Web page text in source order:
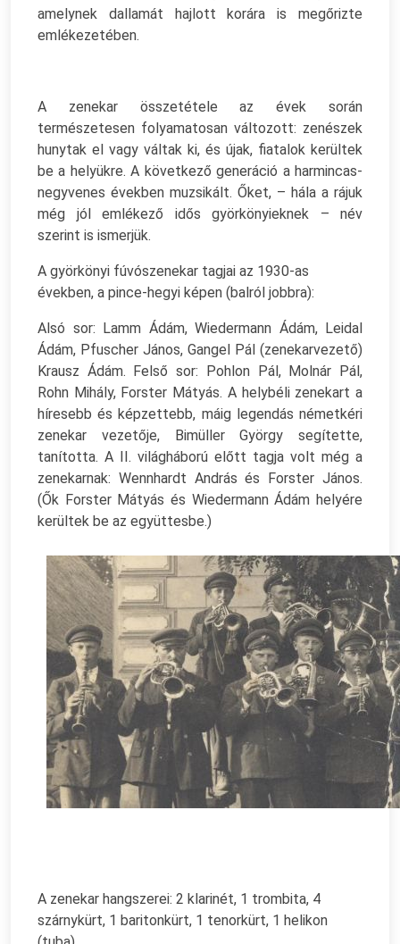
amelynek dallamát hajlott korára is megőrizte
emlékezetében.
A zenekar összetétele az évek során
természetesen folyamatosan változott: zenészek
hunytak el vagy váltak ki, és újak, fiatalok kerültek
be a helyükre. A következő generáció a harmincas-
negyvenes években muzsikált. Őket, – hála a rájuk
még jól emlékező idős györkönyieknek – név
szerint is ismerjük.
A györkönyi fúvószenekar tagjai az 1930-as
években, a pince-hegyi képen (balról jobbra):
Alsó sor: Lamm Ádám, Wiedermann Ádám, Leidal
Ádám, Pfuscher János, Gangel Pál (zenekarvezető)
Krausz Ádám. Felső sor: Pohlon Pál, Molnár Pál,
Rohn Mihály, Forster Mátyás. A helybéli zenekart a
híresebb és képzettebb, máig legendás németkéri
zenekar vezetője, Bimüller György segítette,
tanította. A II. világháború előtt tagja volt még a
zenekarnak: Wennhardt András és Forster János.
(Ők Forster Mátyás és Wiedermann Ádám helyére
kerültek be az együttesbe.)
A zenekar hangszerei: 2 klarinét, 1 trombita, 4
szárnykürt, 1 baritonkürt, 1 tenorkürt, 1 helikon